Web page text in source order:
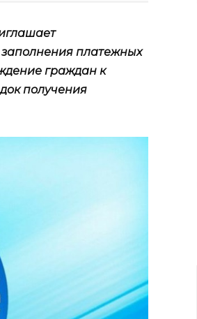
платежных
граждан к
получения